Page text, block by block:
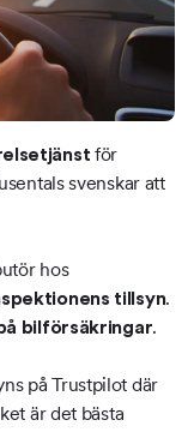
för
svenskar att
hos
tillsyn.
bilförsäkringar.
på Trustpilot där
är det bästa